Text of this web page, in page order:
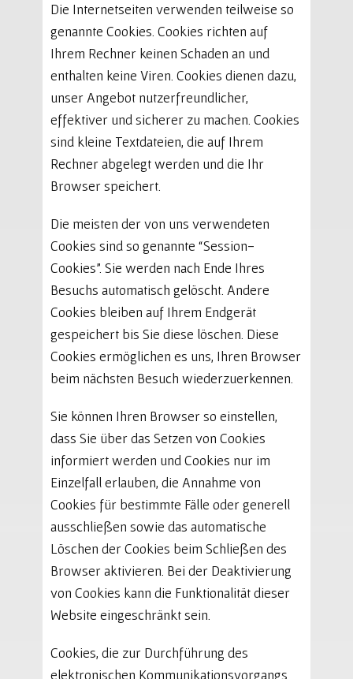
Die Internetseiten verwenden teilweise so
genannte Cookies. Cookies richten auf
Ihrem Rechner keinen Schaden an und
enthalten keine Viren. Cookies dienen dazu,
unser Angebot nutzerfreundlicher,
effektiver und sicherer zu machen. Cookies
sind kleine Textdateien, die auf Ihrem
Rechner abgelegt werden und die Ihr
Browser speichert.
Die meisten der von uns verwendeten
Cookies sind so genannte “Session-
Cookies”. Sie werden nach Ende Ihres
Besuchs automatisch gelöscht. Andere
Cookies bleiben auf Ihrem Endgerät
gespeichert bis Sie diese löschen. Diese
Cookies ermöglichen es uns, Ihren Browser
beim nächsten Besuch wiederzuerkennen.
Sie können Ihren Browser so einstellen,
dass Sie über das Setzen von Cookies
informiert werden und Cookies nur im
Einzelfall erlauben, die Annahme von
Cookies für bestimmte Fälle oder generell
ausschließen sowie das automatische
Löschen der Cookies beim Schließen des
Browser aktivieren. Bei der Deaktivierung
von Cookies kann die Funktionalität dieser
Website eingeschränkt sein.
Cookies, die zur Durchführung des
elektronischen Kommunikationsvorgangs